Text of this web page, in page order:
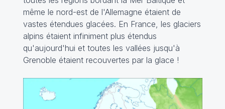
même le nord-est de l'Allemagne étaient de
vastes étendues glacées. En France, les glaciers
alpins étaient infiniment plus étendus
qu'aujourd'hui et toutes les vallées jusqu'à
Grenoble étaient recouvertes par la glace !